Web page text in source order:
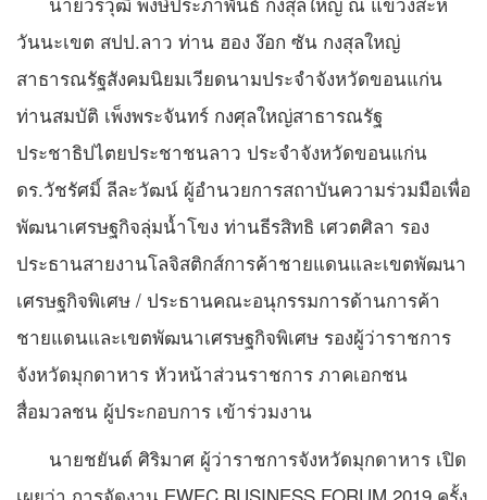
วันนะเขต สปป.ลาว ท่าน ฮอง ง๊อก ซัน กงสุลใหญ่
สาธารณรัฐสังคมนิยมเวียดนามประจำจังหวัดขอนแก่น
ท่านสมบัติ เพ็งพระจันทร์ กงศุลใหญ่สาธารณรัฐ
ประชาธิปไตยประชาชนลาว ประจำจังหวัดขอนแก่น
ดร.วัชรัศมิ์ ลีละวัฒน์ ผู้อำนวยการสถาบันความร่วมมือเพื่อ
พัฒนาเศรษฐกิจลุ่มน้ำโขง ท่านธีรสิทธิ เศวตศิลา รอง
ประธานสายงานโลจิสติกส์การค้าชายแดนและเขตพัฒนา
เศรษฐกิจพิเศษ / ประธานคณะอนุกรรมการด้านการค้า
ชายแดนและเขตพัฒนาเศรษฐกิจพิเศษ รองผู้ว่าราชการ
จังหวัดมุกดาหาร หัวหน้าส่วนราชการ ภาคเอกชน
สื่อมวลชน ผู้ประกอบการ เข้าร่วมงาน
นายชยันต์ ศิริมาศ ผู้ว่าราชการจังหวัดมุกดาหาร เปิด